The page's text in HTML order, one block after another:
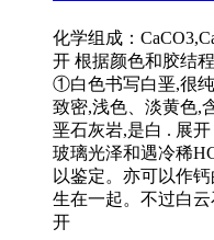
化学组成：
开 根据颜色和胶结
①白色书写白垩,很
致密,浅色、淡黄色,
垩石灰岩,是白 . 展
玻璃光泽和遇冷稀
以鉴定。亦可以作
生在一起。不过白
开